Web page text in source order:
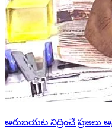
అరుబయట నిద్రించే ప్రజలు